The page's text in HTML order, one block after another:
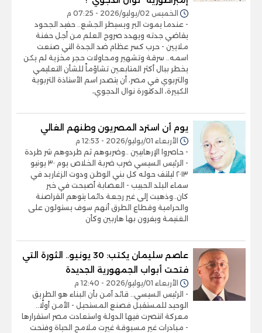
الخميس 02/يوليو/2026 - 07:25 م
- عندما يموت البر ويسيطر الجشع.. حفيد الجحود
يقاضي جدته ويهدد صروح العلم من أجل حفنة
ملايين - حرب كسر عظام ضد الجدة التي صنعت
اسمه.. سرقة وتشهير ومحاولات حجر مخزية لم يكن
يخطر ببال أكثر المتابعين تشاؤماً للشأن التعليمي
والتربوي في مصر، أن يتصدر اسم الأستاذة التربوية
الكبيرة، الدكتورة نوال الدجوي،
يوم أن استرد المصريون وطنهم الغالي
الأربعاء 01/يوليو/2026 - 12:53 م
- حاصروا الإرهابيين ..وضربوهم ثم طردوهم شر طردة
- الرئيس السيسي ضرب ضربة الخلاص يوم ٣٠ يونيو
٢٠١٣ ليلتف حوله كل بني الوطن ودوت الزغاريد في
سماء البلد الحبيب - العصابة أصبحت في خبر
كان..وذهبت إلى غير رجعة دائما يتوهم القراصنة
والحرامية وقطاع الطرق أنهم سوف يستولون على
الغنيمة ويفرون بها هاربين وكأن
عاصم سليمان يكتب: 30 يونيو.. الثورة التي
فتحت أبواب الجمهورية الجديدة
الأربعاء 01/يوليو/2026 - 12:40 م
- الرئيس السيسي.. قائد آمن بأن البناء هو الطريق
الوحيد للمستقبل فصنع المستحيل - الأمن أولًا..
معركة انتصرت فيها الدولة واستعادت مصر استقرارها
- مبادرات غير مسبوقة غيرت ملامح الحياة وفتحت